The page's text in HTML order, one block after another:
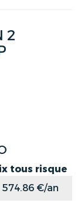
2
tous risque
574.86 €/an